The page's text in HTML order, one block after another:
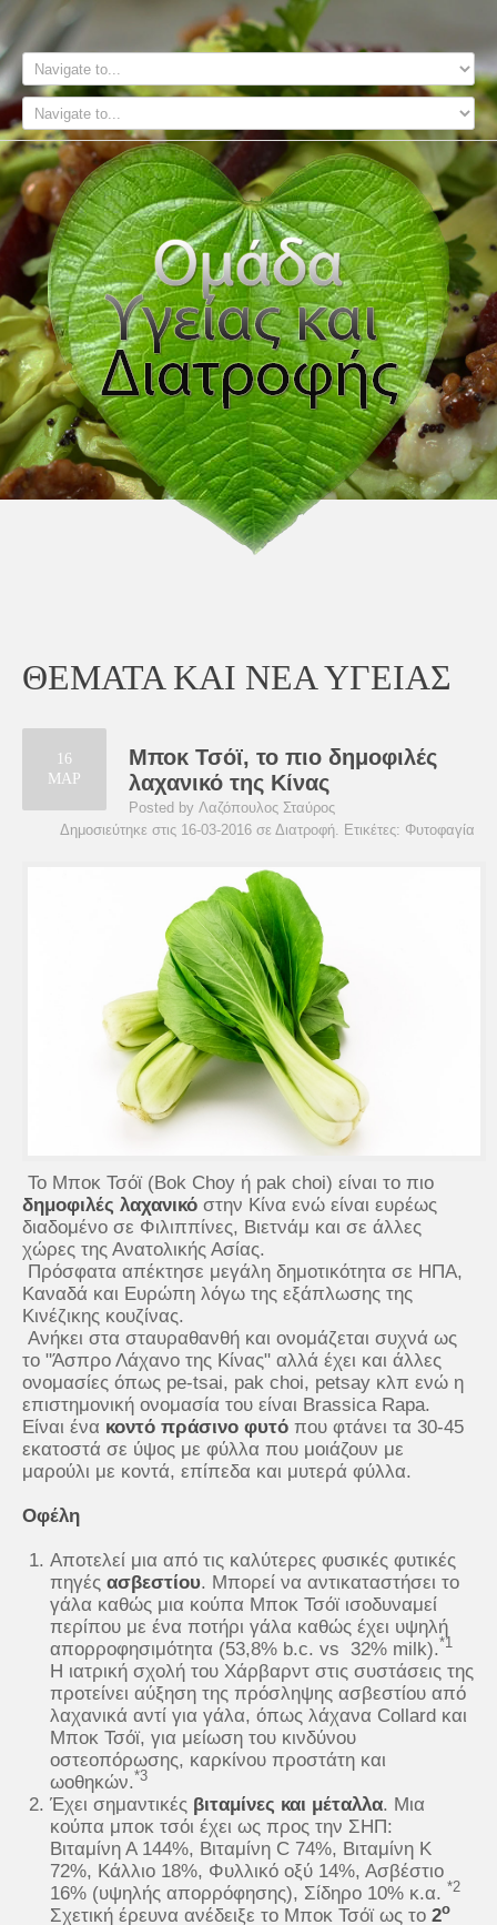
ΘΕΜΑΤΑ ΚΑΙ ΝΕΑ ΥΓΕΙΑΣ
16
ΜΑΡ
Μποκ Τσόϊ, το πιο δημοφιλές
λαχανικό της Κίνας
Posted by Λαζόπουλος Σταύρος
Δημοσιεύτηκε στις 16-03-2016 σε Διατροφή. Ετικέτες: Φυτοφαγία
Το Μποκ Τσόϊ (Bok Choy ή pak choi) είναι το πιο
δημοφιλές λαχανικό στην Κίνα ενώ είναι ευρέως
διαδομένο σε Φιλιππίνες, Βιετνάμ και σε άλλες
χώρες της Ανατολικής Ασίας.
Πρόσφατα απέκτησε μεγάλη δημοτικότητα σε ΗΠΑ,
Καναδά και Ευρώπη λόγω της εξάπλωσης της
Κινέζικης κουζίνας.
Ανήκει στα σταυραθανθή και ονομάζεται συχνά ως
το "Άσπρο Λάχανο της Κίνας" αλλά έχει και άλλες
ονομασίες όπως pe-tsai, pak choi, petsay κλπ ενώ η
επιστημονική ονομασία του είναι Brassica Rapa.
Είναι ένα κοντό πράσινο φυτό που φτάνει τα 30-45
εκατοστά σε ύψος με φύλλα που μοιάζουν με
μαρούλι με κοντά, επίπεδα και μυτερά φύλλα.
Οφέλη
Αποτελεί μια από τις καλύτερες φυσικές φυτικές
πηγές ασβεστίου. Μπορεί να αντικαταστήσει το
γάλα καθώς μια κούπα Μποκ Τσόϊ ισοδυναμεί
περίπου με ένα ποτήρι γάλα καθώς έχει υψηλή
απορροφησιμότητα (53,8% b.c. vs 32% milk).*1
Η ιατρική σχολή του Χάρβαρντ στις συστάσεις της
προτείνει αύξηση της πρόσληψης ασβεστίου από
λαχανικά αντί για γάλα, όπως λάχανα Collard και
Μποκ Τσόϊ, για μείωση του κινδύνου
οστεοπόρωσης, καρκίνου προστάτη και
ωοθηκών.*3
Έχει σημαντικές βιταμίνες και μέταλλα. Μια
κούπα μποκ τσόι έχει ως προς την ΣΗΠ:
Βιταμίνη Α 144%, Βιταμίνη C 74%, Βιταμίνη K
72%, Κάλλιο 18%, Φυλλικό οξύ 14%, Ασβέστιο
16% (υψηλής απορρόφησης), Σίδηρο 10% κ.α. *2
Σχετική έρευνα ανέδειξε το Μποκ Τσόϊ ως το 2ο